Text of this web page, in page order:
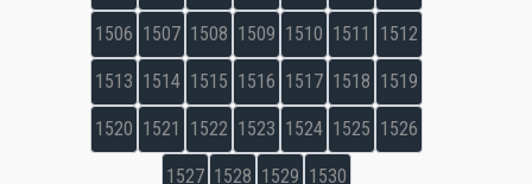
1506 1507 1508 1509 1510 1511 1512
1513 1514 1515 1516 1517 1518 1519
1520 1521 1522 1523 1524 1525 1526
1527 1528 1529 1530